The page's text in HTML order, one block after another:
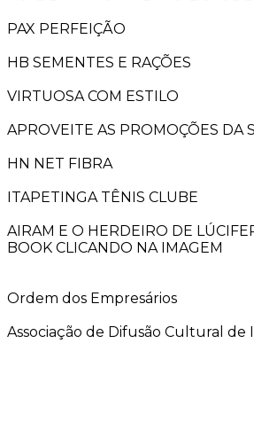
PAX PERFEIÇÃO
HB SEMENTES E RAÇÕES
VIRTUOSA COM ESTILO
APROVEITE AS PROMOÇÕES DA
HN NET FIBRA
ITAPETINGA TÊNIS CLUBE
AIRAM E O HERDEIRO DE
BOOK CLICANDO NA IMAGEM
Ordem dos Empresários
Associação de Difusão Cultural de